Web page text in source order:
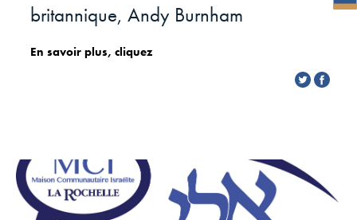
britannique, Andy Burnham
En savoir plus, cliquez